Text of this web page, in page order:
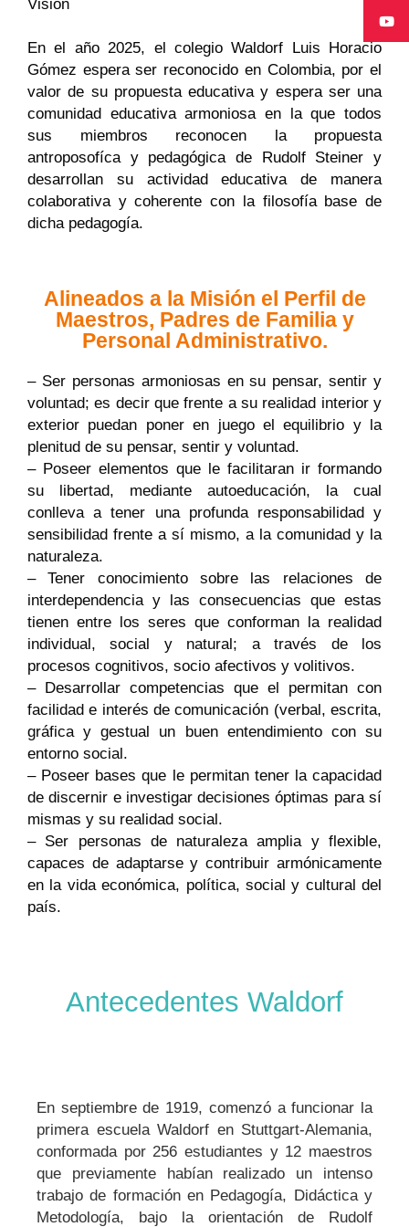
Visión
En el año 2025, el colegio Waldorf Luis Horacio
Gómez espera ser reconocido en Colombia, por el
valor de su propuesta educativa y espera ser una
comunidad educativa armoniosa en la que todos
sus miembros reconocen la propuesta
antroposofíca y pedagógica de Rudolf Steiner y
desarrollan su actividad educativa de manera
colaborativa y coherente con la filosofía base de
dicha pedagogía.
Alineados a la Misión el Perfil de
Maestros, Padres de Familia y
Personal Administrativo.
– Ser personas armoniosas en su pensar, sentir y
voluntad; es decir que frente a su realidad interior y
exterior puedan poner en juego el equilibrio y la
plenitud de su pensar, sentir y voluntad.
– Poseer elementos que le facilitaran ir formando
su libertad, mediante autoeducación, la cual
conlleva a tener una profunda responsabilidad y
sensibilidad frente a sí mismo, a la comunidad y la
naturaleza.
– Tener conocimiento sobre las relaciones de
interdependencia y las consecuencias que estas
tienen entre los seres que conforman la realidad
individual, social y natural; a través de los
procesos cognitivos, socio afectivos y volitivos.
– Desarrollar competencias que el permitan con
facilidad e interés de comunicación (verbal, escrita,
gráfica y gestual un buen entendimiento con su
entorno social.
– Poseer bases que le permitan tener la capacidad
de discernir e investigar decisiones óptimas para sí
mismas y su realidad social.
– Ser personas de naturaleza amplia y flexible,
capaces de adaptarse y contribuir armónicamente
en la vida económica, política, social y cultural del
país.
Antecedentes Waldorf
En septiembre de 1919, comenzó a funcionar la
primera escuela Waldorf en Stuttgart-Alemania,
conformada por 256 estudiantes y 12 maestros
que previamente habían realizado un intenso
trabajo de formación en Pedagogía, Didáctica y
Metodología, bajo la orientación de Rudolf